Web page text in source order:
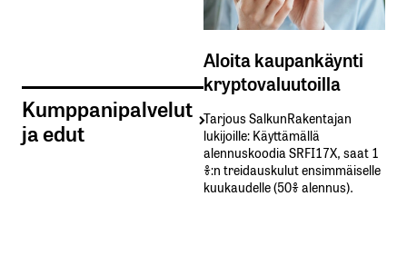
Kumppanipalvelut
ja edut
Aloita kaupankäynti
kryptovaluutoilla
Tarjous SalkunRakentajan
lukijoille: Käyttämällä​ ​
alennuskoodia​ ​SRFI17X,​ ​saat​ ​1
%:n treidauskulut​ ​ensimmäiselle​ ​
kuukaudelle​ ​(50%​ ​alennus).